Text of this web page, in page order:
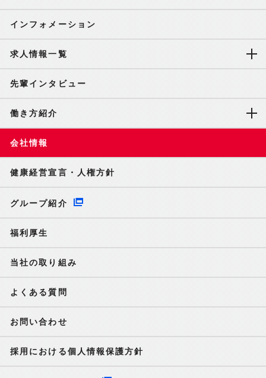
インフォメーション
求人情報一覧
先輩インタビュー
働き方紹介
会社情報
健康経営宣言・人権方針
グループ紹介
福利厚生
当社の取り組み
よくある質問
お問い合わせ
採用における個人情報保護方針